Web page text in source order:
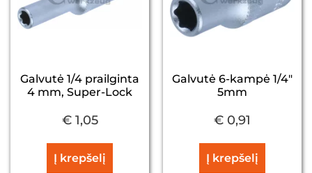
Galvutė 1/4 prailginta
4 mm, Super-Lock
€1,05
Į krepšelį
Galvutė 6-kampė 1/4″
5mm
€ 0,91
Į krepšelį